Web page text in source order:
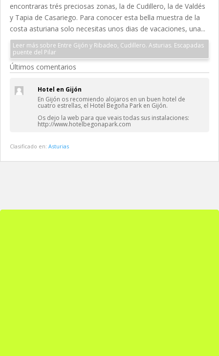
encontraras trés preciosas zonas, la de Cudillero, la de Valdés
y Tapia de Casariego. Para conocer esta bella muestra de la
costa asturiana solo necesitas unos dias de vacaciones, una...
Leer más sobre Entre Gijón y Ribadeo, Cudillero. Asturias. Escapadas
puente del Pilar
Últimos comentarios
Hotel en Gijón
En Gijón os recomiendo alojaros en un buen hotel de
cuatro estrellas, el Hotel Begoña Park en Gijón.
Os dejo la web para que veais todas sus instalaciones:
http://www.hotelbegonapark.com
Clasificado en: Asturias